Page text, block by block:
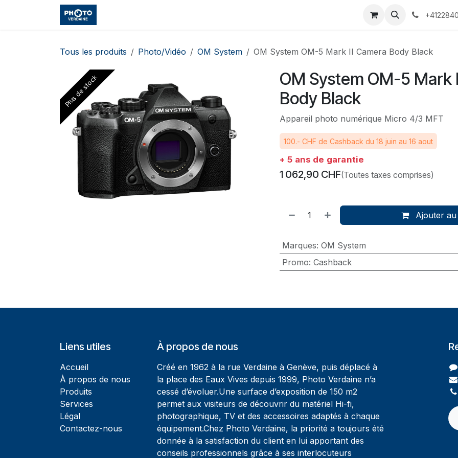
Se rendre au contenu
Événements Services
Tous les produits Photo/Vidéo OM System OM System OM-5 Mark II Camera Body Black
Plus de stock
OM System OM-5 Mark
Body Black
Appareil photo numérique Micro 4/3 MFT
100.- CHF de Cashback du 18 juin au 16 aout
+ 5 ans de garantie
1 062,90 CHF(Toutes taxes comprises)
Ajouter
Marques: OM System
Promo: Cashback
Liens utiles
Accueil
À propos de nous
Produits
Services
Légal
Contactez-nous
À propos de nous
Créé en 1962 à la rue Verdaine à Genève, puis déplacé à
la place des Eaux Vives depuis 1999, Photo Verdaine n’a
cessé d’évoluer.Une surface d’exposition de 150 m2
permet aux visiteurs de découvrir du matériel Hi-fi,
photographique, TV et des accessoires adaptés à chaque
équipement.Chez Photo Verdaine, la priorité a toujours été
donnée à la satisfaction du client en lui apportant des
conseils professionnels grâce à ses interlocuteurs